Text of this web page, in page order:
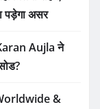
पड़ेगा असर
Aujla ने
&